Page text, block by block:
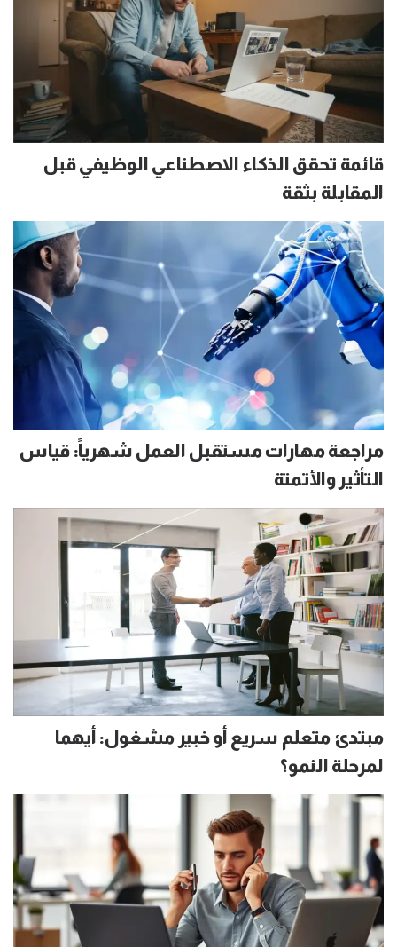
قائمة تحقق الذكاء الاصطناعي الوظيفي قبل
المقابلة بثقة
مراجعة مهارات مستقبل العمل شهرياً: قياس
التأثير والأتمتة
مبتدئ متعلم سريع أو خبير مشغول: أيهما
لمرحلة النمو؟